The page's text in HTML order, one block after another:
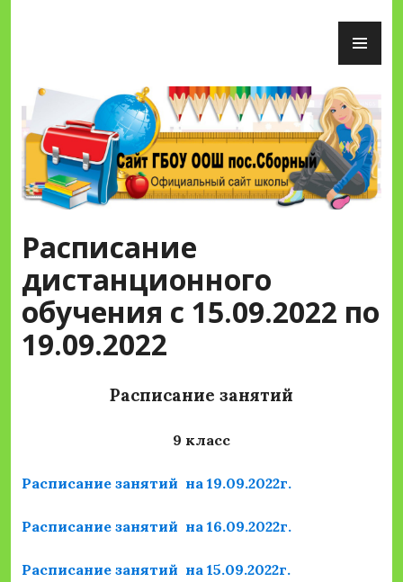
Сайт ГБОУ ООШ пос.Сборный
Расписание
дистанционного
обучения с 15.09.2022 по
19.09.2022
Расписание занятий
9 класс
Расписание занятий на 19.09.2022г.
Расписание занятий на 16.09.2022г.
Расписание занятий на 15.09.2022г.